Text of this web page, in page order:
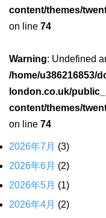
content/themes/
on line 74
Warning: Undefined
/home/u386216853/
london.co.uk/
content/themes/
on line 74
2026年7月 (3)
2026年6月 (2)
2026年5月 (1)
2026年4月 (2)